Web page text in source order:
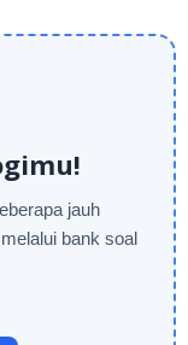
jauh
bank soal